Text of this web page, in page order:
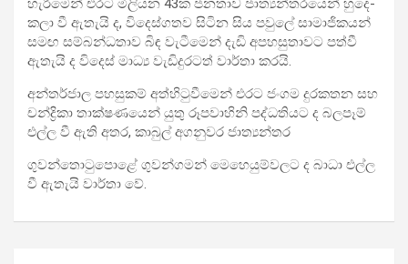
හැරී­මෙන් එරට මිලි­යන 43ක ජන­තාව ජාත්‍ය­න්ත­ර­යෙන් හුදෙ­
කලා වී ඇතැයි ද, විදෙ­ස්ග­තව සිටින සිය පවුලේ සාමා­ජි­ක­යන්
සමඟ සම්බ­න්ධ­තාව බිඳ වැටී­මෙන් දැඩි අප­හ­සු­තා­වට පත්වී
ඇතැයි ද විදෙස් මාධ්‍ය වැඩි­දු­ර­ටත් වාර්තා කරයි.
අන්ත­ර්ජාල පහ­සු­කම් අත්හි­ටු­වී­මෙන් එරට ජංගම දුර­ක­තන සහ
චන්ද්‍රිකා තාක්ෂ­ණ­යෙන් යුතු රූප­වා­හිනි පද්ධ­ති­යට ද බල­පෑම්
එල්ල වී ඇති අතර, කාබුල් අග­නු­වර ජාත්‍ය­න්තර
ගුව­න්තො­ටු­පොළේ ගුව­න්ග­මන් මෙහෙ­යු­ම්ව­ලට ද බාධා එල්ල
වී ඇතැයි වාර්තා වේ.